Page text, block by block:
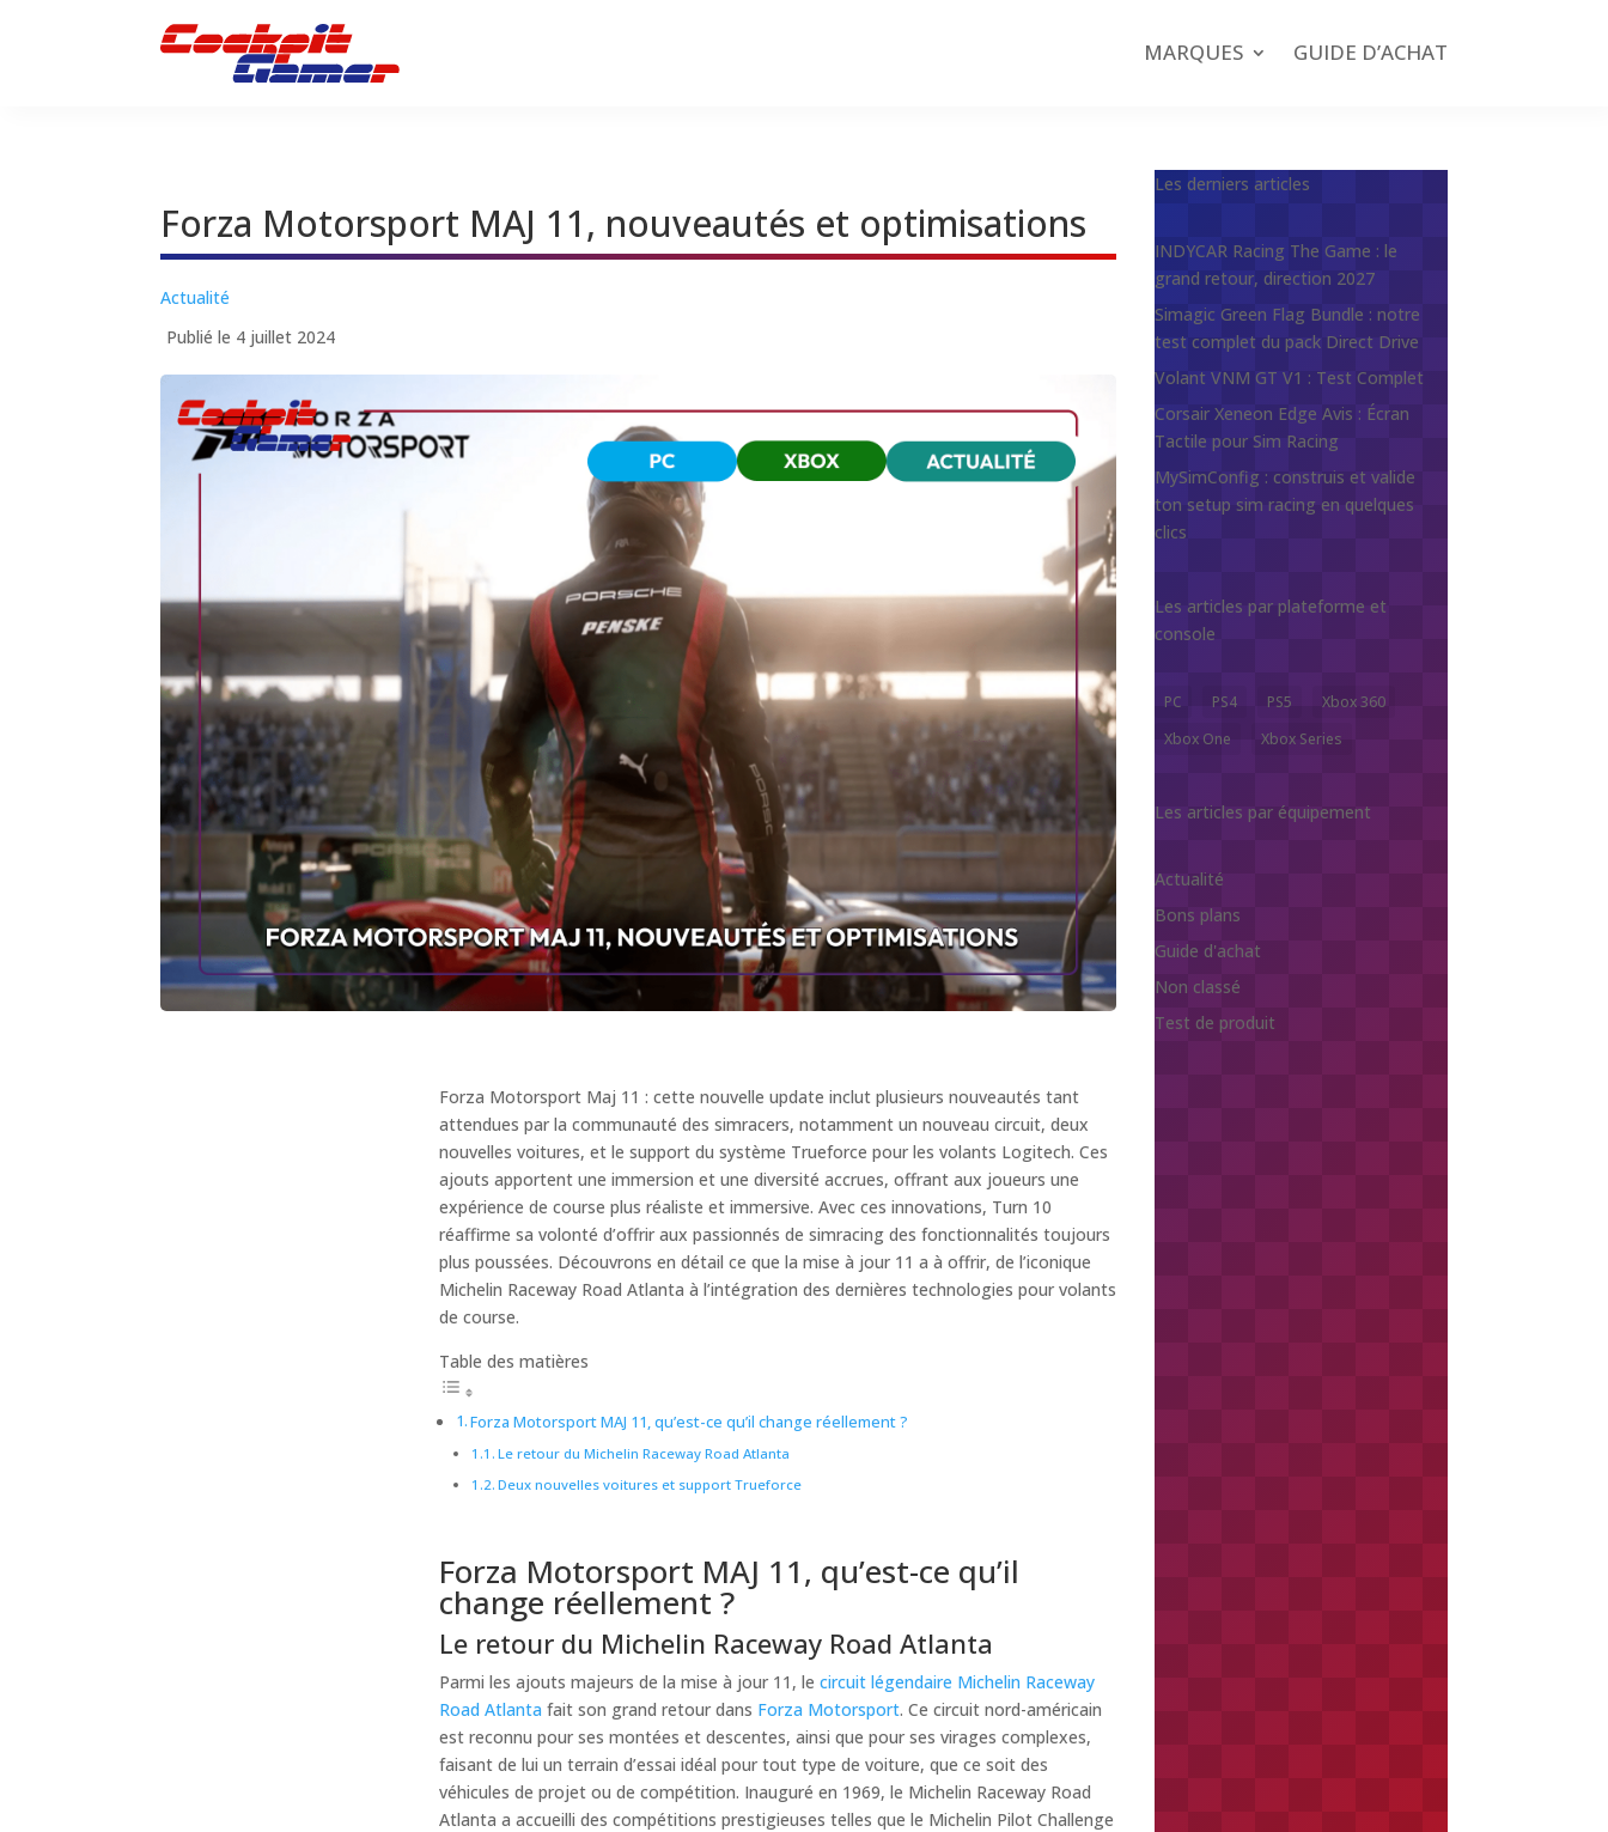
MARQUES GUIDE D’ACHAT
Forza Motorsport MAJ 11, nouveautés et optimisations
Actualité
Publié le 4 juillet 2024
Forza Motorsport Maj 11 : cette nouvelle update inclut plusieurs nouveautés tant
attendues par la communauté des simracers, notamment un nouveau circuit, deux
nouvelles voitures, et le support du système Trueforce pour les volants Logitech. Ces
ajouts apportent une immersion et une diversité accrues, offrant aux joueurs une
expérience de course plus réaliste et immersive. Avec ces innovations, Turn 10
réaffirme sa volonté d’offrir aux passionnés de simracing des fonctionnalités toujours
plus poussées. Découvrons en détail ce que la mise à jour 11 a à offrir, de l’iconique
Michelin Raceway Road Atlanta à l’intégration des dernières technologies pour volants
de course.
Table des matières
Forza Motorsport MAJ 11, qu’est-ce qu’il change réellement ?
Le retour du Michelin Raceway Road Atlanta
Deux nouvelles voitures et support Trueforce
Forza Motorsport MAJ 11, qu’est-ce qu’il
change réellement ?
Le retour du Michelin Raceway Road Atlanta
Parmi les ajouts majeurs de la mise à jour 11, le circuit légendaire Michelin Raceway
Road Atlanta fait son grand retour dans Forza Motorsport. Ce circuit nord-américain
est reconnu pour ses montées et descentes, ainsi que pour ses virages complexes,
faisant de lui un terrain d’essai idéal pour tout type de voiture, que ce soit des
véhicules de projet ou de compétition. Inauguré en 1969, le Michelin Raceway Road
Atlanta a accueilli des compétitions prestigieuses telles que le Michelin Pilot Challenge
Les derniers articles
INDYCAR Racing The Game : le
grand retour, direction 2027
Simagic Green Flag Bundle : notre
test complet du pack Direct Drive
Volant VNM GT V1 : Test Complet
Corsair Xeneon Edge Avis : Écran
Tactile pour Sim Racing
MySimConfig : construis et valide
ton setup sim racing en quelques
clics
Les articles par plateforme et
console
PC PS4 PS5
Xbox 360
Xbox One
Xbox Series
Les articles par équipement
Actualité
Bons plans
Guide d'achat
Non classé
Test de produit